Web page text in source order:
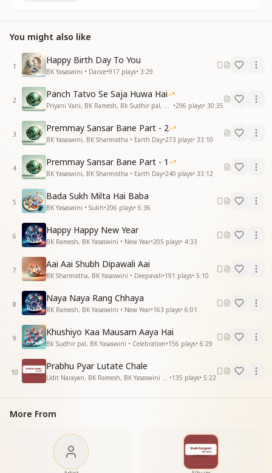
जब भी होता है तुम से मिलन
कितना सुहाना साथ तुम्हारा
मिले हो हमको शिव भगवान्
आनंद से मन डूब जाए
हो जाए मन पावन पावन
प्यारी प्यारी बाते तुम्हारी
अच्छी लगती मुरली तुम्हारी
जैसे बजती शहनाई
घुल जाती है धड़कन में हमारी
अब तो हमेशा दिल की चाह
संगम का हो यूहीं मंगल मिलन
कितना सुहाना साथ तुम्हारा
मिले हो हमको शिव भगवान्
आनंद से मन डूब जाए
हो जाए मन पावन पावन
कितना सुहाना साथ तुम्हारा
मिले हो हमको शिव भगवान्
आनंद से मन डूब जाए
हो जाए मन पावन पावन
—-----------------------------------
You might also like
1
Happy Birth Day To You
BK Yasaswini • Dance•917 plays• 3:29
2
Panch Tatvo Se Saja Huwa Hai
•296 plays• 30:35
3
Premmay Sansar Bane Part - 2
BK Yasaswini, BK Sharmistha • Earth Day•273 plays• 33:10
4
Premmay Sansar Bane Part - 1
BK Yasaswini, BK Sharmistha • Earth Day•240 plays• 33:12
5
Bada Sukh Milta Hai Baba
BK Yasaswini • Sukh•206 plays• 6:36
6
Happy Happy New Year
BK Ramesh, BK Yasaswini • New Year•205 plays• 4:33
7
Aai Aai Shubh Dipawali Aai
BK Sharmistha, BK Yasaswini • Deepavali•191 plays• 5:10
8
Naya Naya Rang Chhaya
BK Ramesh, BK Yasaswini • New Year•163 plays• 6:01
9
Khushiyo Kaa Mausam Aaya Hai
Bk Sudhir pal, BK Yasaswini • Celebration•156 plays• 6:29
10
Prabhu Pyar Lutate Chale
•135 plays• 5:22
More From